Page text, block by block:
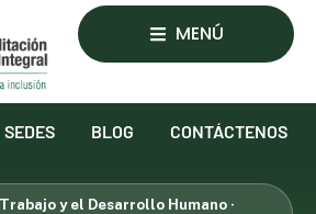
MENÚ
SEDES BLOG CONTÁCTENOS
y el Desarrollo Humano ·